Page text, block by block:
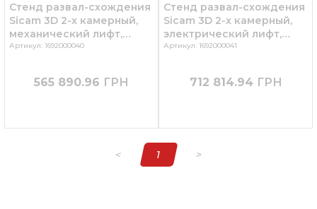
Стенд развал-схождения
Sicam 3D 2-х камерный,
механический лифт,
Sicam SA 823 Италия
Артикул: 1692000040
565 890.96 ГРН
Стенд развал-схождения
Sicam 3D 2-х камерный,
электрический лифт,
Sicam SA 825 Италия
Артикул: 1692000041
712 814.94 ГРН
< 1 >